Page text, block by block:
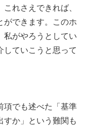
れさえできれば、
ができます。このホ
私がやろうとしてい
していこうと思って
でも述べた「基準
すか」という難関も